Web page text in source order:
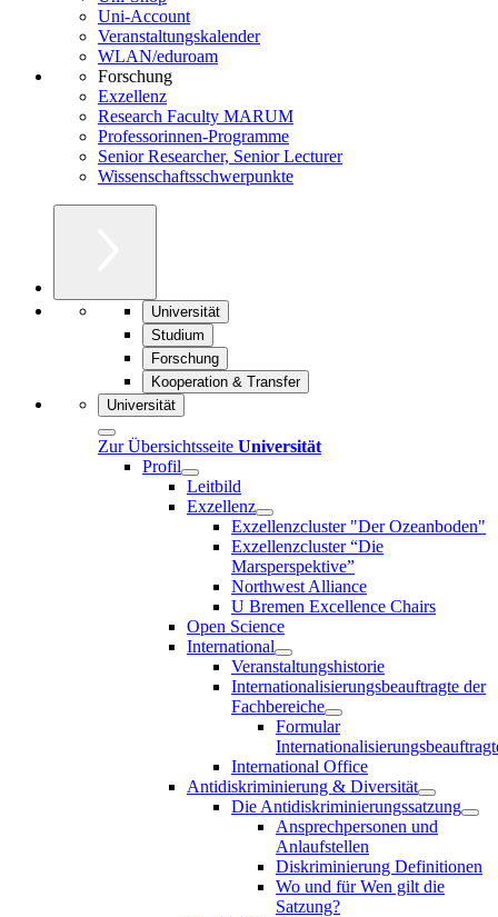
Uni-Account
Veranstaltungskalender
WLAN/eduroam
Forschung
Exzellenz
Research Faculty MARUM
Professorinnen-Programme
Senior Researcher, Senior Lecturer
Wissenschaftsschwerpunkte
Universität
Studium
Forschung
Kooperation & Transfer
Universität
Zur Übersichtsseite Universität
Profil
Leitbild
Exzellenz
Exzellenzcluster "Der Ozeanboden"
Exzellenzcluster “Die
Marsperspektive”
Northwest Alliance
U Bremen Excellence Chairs
Open Science
International
Veranstaltungshistorie
Internationalisierungsbeauftragte der
Fachbereiche
Formular
International Office
Antidiskriminierung & Diversität
Die Antidiskriminierungssatzung
Ansprechpersonen und
Anlaufstellen
Diskriminierung Definitionen
Wo und für Wen gilt die
Satzung?